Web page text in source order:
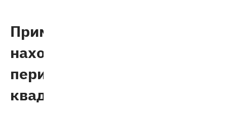
Примеры
нахождения
периметра
квадрата